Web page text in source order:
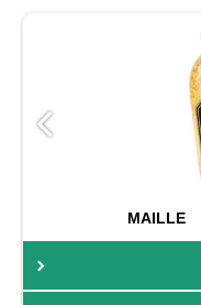
MAILLE